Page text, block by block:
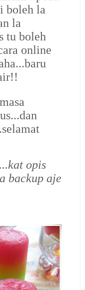
boleh la
la
tu boleh
online
opis
backup aje